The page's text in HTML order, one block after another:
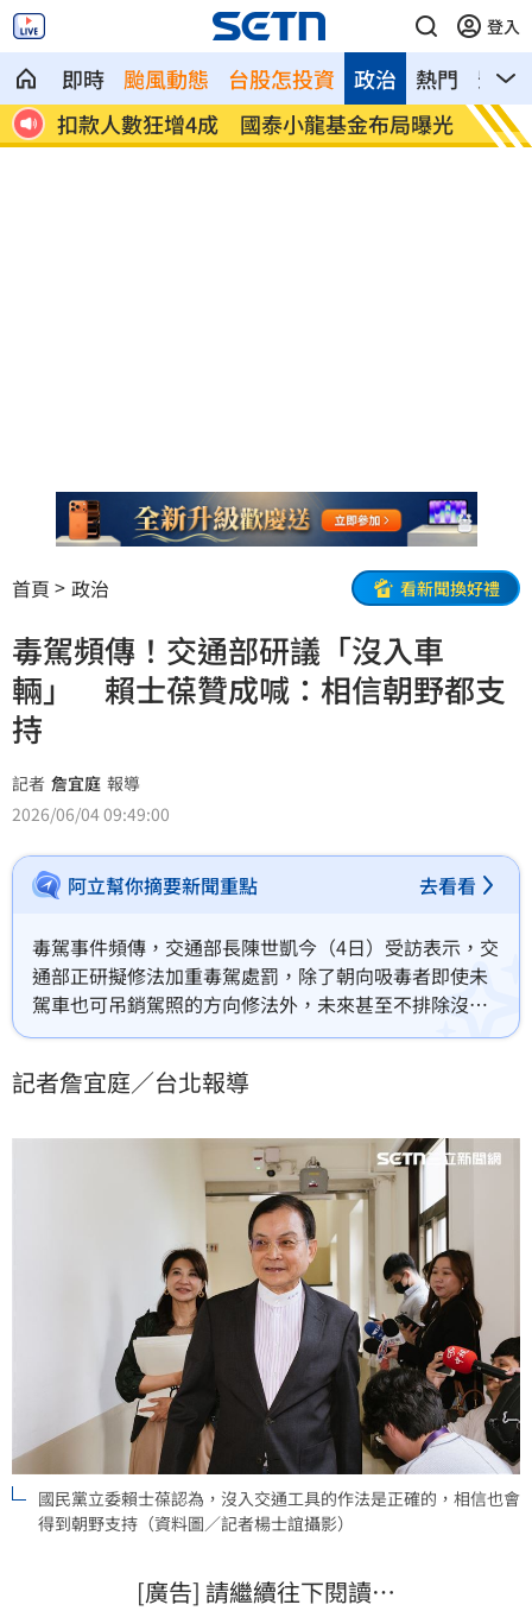
登入
即時 颱風動態 台股怎投資 熱門 影音
政治
光 車是我的、油也是我的 睡車竟被收住宿
費
24歲
順
首頁 政治 看新聞換好禮
毒駕頻傳！交通部研議「沒入車
輛」 賴士葆贊成喊：相信朝野都支
持
記者 詹宜庭 報導
2026/06/04 09:49:00
阿立幫你摘要新聞重點 去看看
毒駕事件頻傳，交通部長陳世凱今（4日）受訪表示，交
通部正研擬修法加重毒駕處罰，除了朝向吸毒者即使未
駕車也可吊銷駕照的方向修法外，未來甚至不排除沒入
違規車輛。對此，國民黨立委賴士葆表示，「我也是這
生什麼事都不知道，後果非常嚴重。沒入交通工具的作
記者詹宜庭／台北報導
國民黨立委賴士葆認為，沒入交通工具的作法是正確的，相信也會
得到朝野支持（資料圖／記者楊士誼攝影）
[廣告] 請繼續往下閱讀…